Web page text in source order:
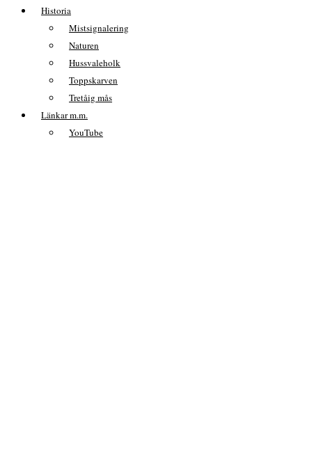
Historia
Mistsignalering
Naturen
Hussvaleholk
Toppskarven
Tretåig mås
Länkar m.m.
YouTube